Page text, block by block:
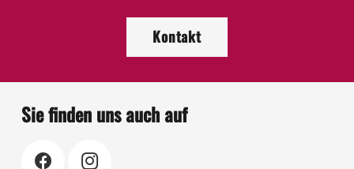
Kontakt
Sie finden uns auch auf